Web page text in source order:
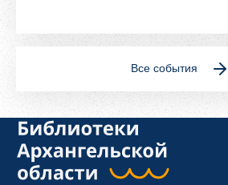
Все события